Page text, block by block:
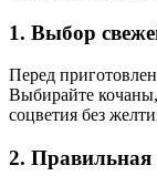
1. Выбор
Перед
Выбирайте
соцветия без
2. Правильная